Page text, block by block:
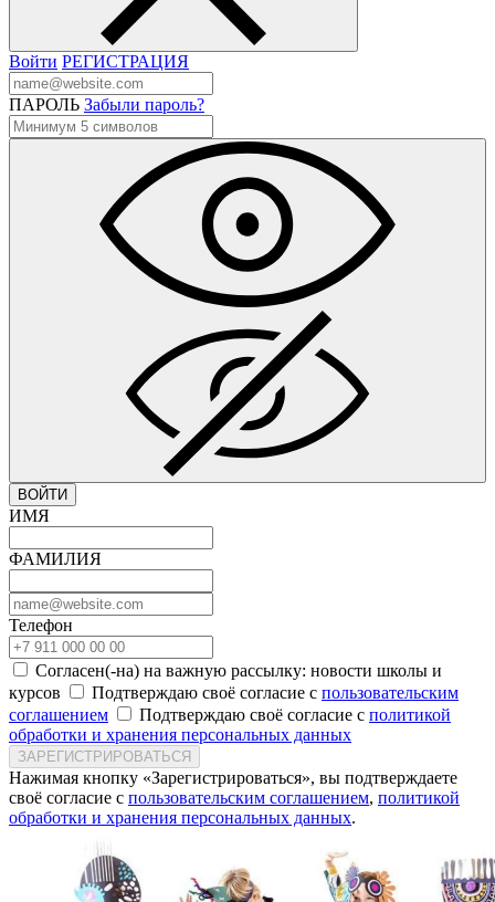
Войти РЕГИСТРАЦИЯ
ПАРОЛЬ Забыли пароль?
ВОЙТИ
ИМЯ
ФАМИЛИЯ
Телефон
Согласен(-на) на важную рассылку: новости школы и
курсов
Подтверждаю своё согласие с пользовательским
соглашением
Подтверждаю своё согласие с политикой
обработки и хранения персональных данных
ЗАРЕГИСТРИРОВАТЬСЯ
Нажимая кнопку «Зарегистрироваться», вы подтверждаете
своё согласие с пользовательским соглашением, политикой
обработки и хранения персональных данных.